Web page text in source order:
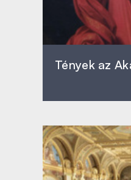
Tények az